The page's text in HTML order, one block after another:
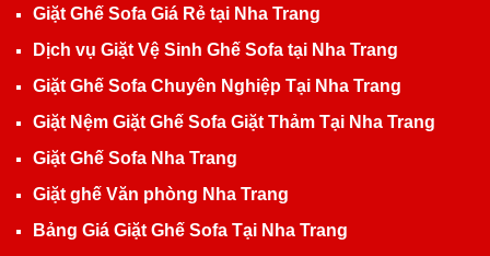
Giặt Ghế Sofa Giá Rẻ tại Nha Trang
Dịch vụ Giặt Vệ Sinh Ghế Sofa tại Nha Trang
Giặt Ghế Sofa Chuyên Nghiệp Tại Nha Trang
Giặt Nệm Giặt Ghế Sofa Giặt Thảm Tại Nha Trang
Giặt Ghế Sofa Nha Trang
Giặt ghế Văn phòng Nha Trang
Bảng Giá Giặt Ghế Sofa Tại Nha Trang